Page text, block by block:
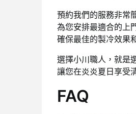
預約我們的服務非常
為您安排最適合的上
確保最佳的製冷效果
選擇小川職人，就是
讓您在炎炎夏日享受
FAQ